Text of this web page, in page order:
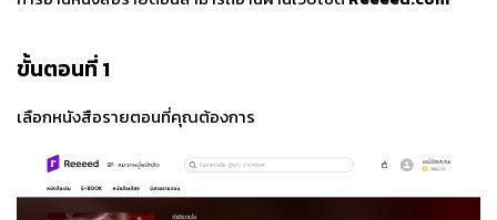
ขั้นตอนที่ 1
เลือกหนังสือรายตอนที่คุณต้องการ